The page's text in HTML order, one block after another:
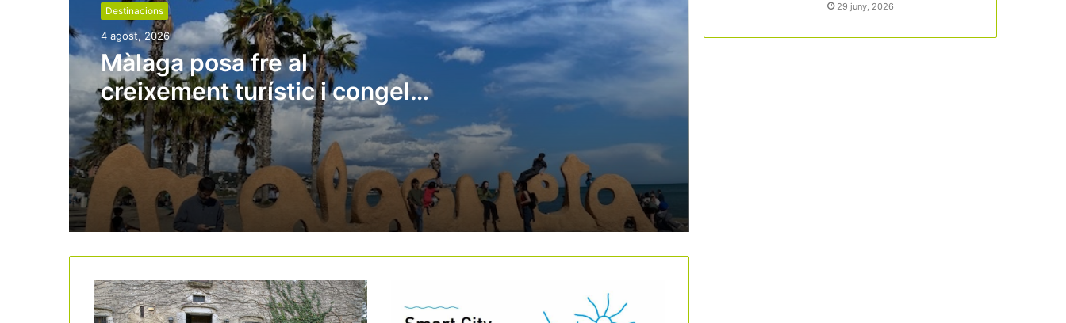
Destinacions
4 agost, 2026
Màlaga posa fre al
creixement turístic i congela
nous hotels en sòl
residencial
Catalunya situa la cultura al centre de
la seva promoció turística
internacional amb una campanya de 5
milions d’euros
Deltebre aposta pel turisme vinculat al
experiències
El Vallès Oriental aposta pel
cicloturisme amb una ruta gravel de
343 quilòmetres
Les 9 rutes del vi catalanes creen la
La taxa turística s’obre pas a les
destinacions del nord d’Espanya
29 juny, 2026